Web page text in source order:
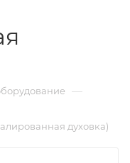
—
духовка)